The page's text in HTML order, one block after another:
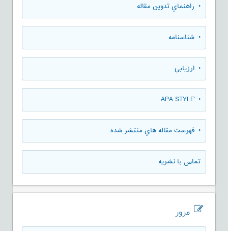
• راهنماي تدوين مقاله
• شناسنامه
• ارزيابي
• َAPA STYLE
• فهرست مقاله هاي منتشر شده
تماس با نشریه
مرور